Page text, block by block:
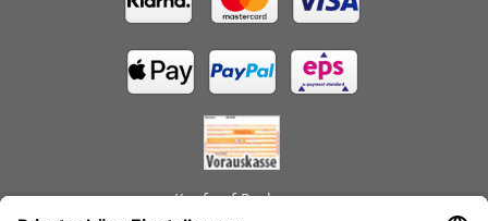
Kauf auf Rechnung